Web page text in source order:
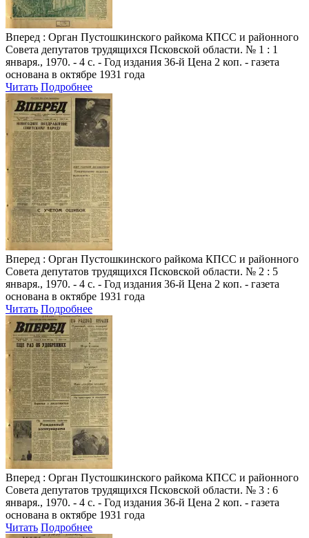
Вперед : Орган Пустошкинского райкома КПСС и районного
Совета депутатов трудящихся Псковской области. № 1 : 1
января., 1970. - 4 с. - Год издания 36-й Цена 2 коп. - газета
основана в октябре 1931 года
Читать Подробнее
Вперед : Орган Пустошкинского райкома КПСС и районного
Совета депутатов трудящихся Псковской области. № 2 : 5
января., 1970. - 4 с. - Год издания 36-й Цена 2 коп. - газета
основана в октябре 1931 года
Читать Подробнее
Вперед : Орган Пустошкинского райкома КПСС и районного
Совета депутатов трудящихся Псковской области. № 3 : 6
января., 1970. - 4 с. - Год издания 36-й Цена 2 коп. - газета
основана в октябре 1931 года
Читать Подробнее